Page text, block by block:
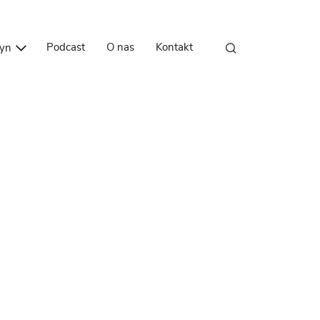
Podcast O nas Kontakt
Przejdź do treści